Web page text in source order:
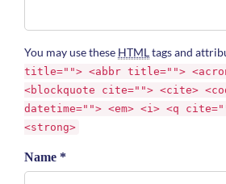
You may use these HTMLtags and
title=""> <abbr title="">
<blockquote cite=""> <cite>
datetime=""> <em> <i> <q
<strong>
Name *